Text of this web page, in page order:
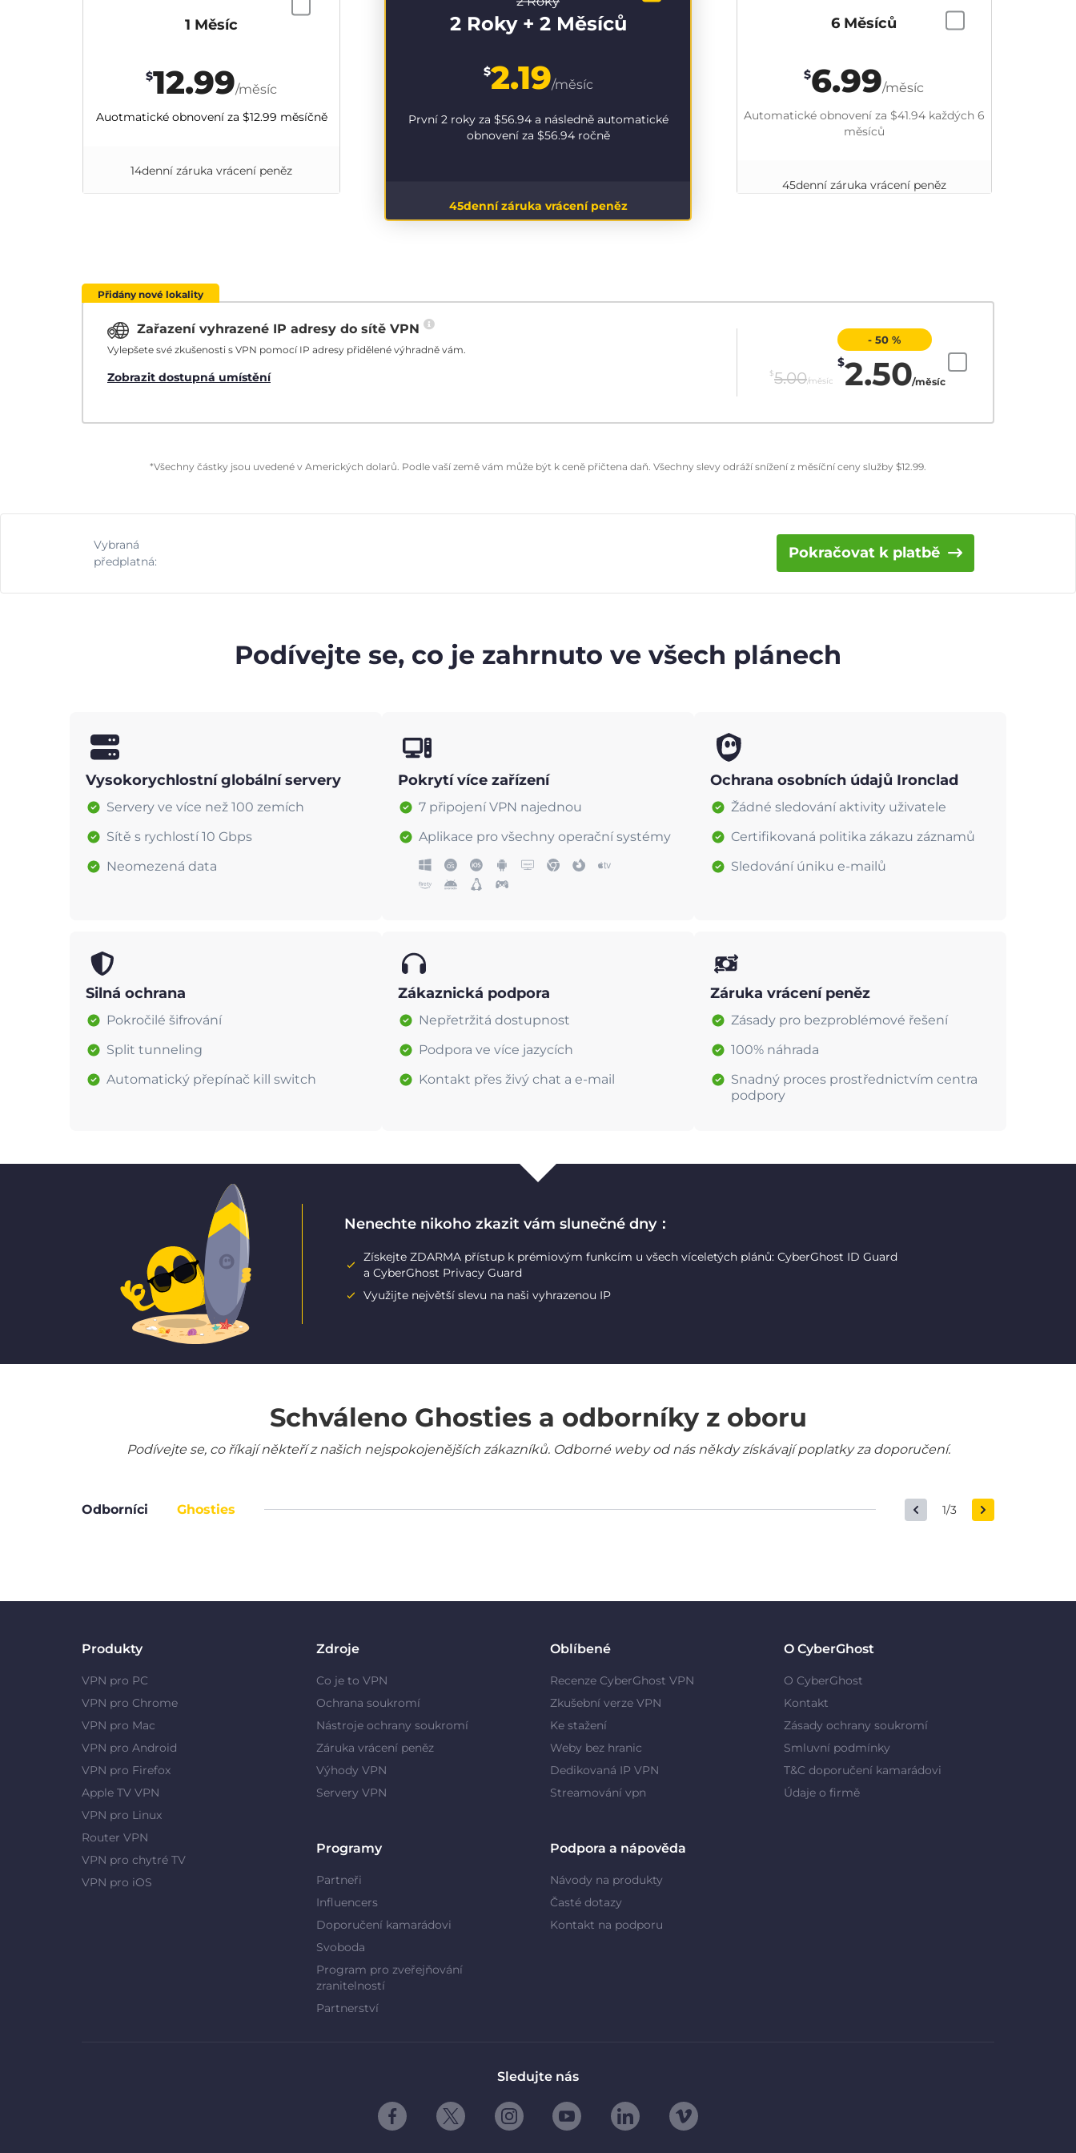
2 Roky + 2 Měsíců
$2.19/měsíc
První 2 roky za $56.94a následně automatické
obnovení za $56.94ročně
45denní záruka vrácení peněz
6 Měsíců
$6.99/měsíc
Automatické obnovení za $41.94každých 6
měsíců
45denní záruka vrácení peněz
1 Měsíc
$12.99/měsíc
Auotmatické obnovení za $12.99 měsíčně
14denní záruka vrácení peněz
Přidány nové lokality
Zařazení vyhrazené IP adresy do sítě VPN
Vylepšete své zkušenosti s VPN pomocí IP adresy přidělené výhradně vám.
Zobrazit dostupná umístění $5.00/měsíc
- 50 %
$2.50/měsíc
*Všechny částky jsou uvedené v Amerických dolarů. Podle vaší země vám může být k ceně přičtena daň. Všechny slevy odráží snížení z měsíční ceny služby $12.99
Vybraná
předplatná:
Pokračovat k platbě
Podívejte se, co je zahrnuto ve všech plánech
Vysokorychlostní globální servery
Servery ve více než 100 zemích
Sítě s rychlostí 10 Gbps
Neomezená data
Pokrytí více zařízení
7 připojení VPN najednou
Aplikace pro všechny operační systémy
Ochrana osobních údajů Ironclad
Žádné sledování aktivity uživatele
Certifikovaná politika zákazu záznamů
Sledování úniku e-mailů
Silná ochrana
Pokročilé šifrování
Split tunneling
Automatický přepínač kill switch
Zákaznická podpora
Nepřetržitá dostupnost
Podpora ve více jazycích
Kontakt přes živý chat a e-mail
Záruka vrácení peněz
Zásady pro bezproblémové řešení
100% náhrada
Snadný proces prostřednictvím centra
podpory
Nenechte nikoho zkazit vám slunečné dny：
Získejte ZDARMA přístup k prémiovým funkcím u všech víceletých plánů: CyberGhost ID Guard
a CyberGhost Privacy Guard
Využijte největší slevu na naši vyhrazenou IP
Schváleno Ghosties a odborníky z oboru
Podívejte se, co říkají někteří z našich nejspokojenějších zákazníků. Odborné weby od nás někdy získávají poplatky za doporučení.
Odborníci Ghosties 1/3
Produkty
VPN pro PC
VPN pro Chrome
VPN pro Mac
VPN pro Android
VPN pro Firefox
Apple TV VPN
VPN pro Linux
Router VPN
VPN pro chytré TV
VPN pro iOS
Zdroje
Co je to VPN
Ochrana soukromí
Nástroje ochrany soukromí
Záruka vrácení peněz
Výhody VPN
Servery VPN
Oblíbené
Recenze CyberGhost VPN
Zkušební verze VPN
Ke stažení
Weby bez hranic
Dedikovaná IP VPN
Streamování vpn
O CyberGhost
O CyberGhost
Kontakt
Zásady ochrany soukromí
Smluvní podmínky
T&C doporučení kamarádovi
Údaje o firmě
Programy
Partneři
Influencers
Doporučení kamarádovi
Svoboda
Program pro zveřejňování
zranitelností
Partnerství
Podpora a nápověda
Návody na produkty
Časté dotazy
Kontakt na podporu
Sledujte nás